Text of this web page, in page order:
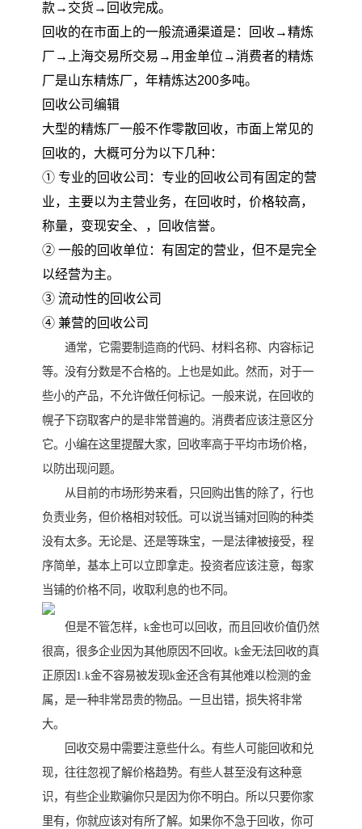
款→交货→回收完成。
回收的在市面上的一般流通渠道是：回收→精炼
厂→上海交易所交易→用金单位→消费者的精炼
厂是山东精炼厂，年精炼达200多吨。
回收公司编辑
大型的精炼厂一般不作零散回收，市面上常见的
回收的，大概可分为以下几种：
① 专业的回收公司：专业的回收公司有固定的营
业，主要以为主营业务，在回收时，价格较高，
称量，变现安全、，回收信誉。
② 一般的回收单位：有固定的营业，但不是完全
以经营为主。
③ 流动性的回收公司
④ 兼营的回收公司
通常，它需要制造商的代码、材料名称、内容标记
等。没有分数是不合格的。上也是如此。然而，对于一
些小的产品，不允许做任何标记。一般来说，在回收的
幌子下窃取客户的是非常普遍的。消费者应该注意区分
它。小编在这里提醒大家，回收率高于平均市场价格，
以防出现问题。
从目前的市场形势来看，只回购出售的除了，行也
负责业务，但价格相对较低。可以说当铺对回购的种类
没有太多。无论是、还是等珠宝，一是法律被接受，程
序简单，基本上可以立即拿走。投资者应该注意，每家
当铺的价格不同，收取利息的也不同。
但是不管怎样，k金也可以回收，而且回收价值仍然
很高，很多企业因为其他原因不回收。k金无法回收的真
正原因1.k金不容易被发现k金还含有其他难以检测的金
属，是一种非常昂贵的物品。一旦出错，损失将非常
大。
回收交易中需要注意些什么。有些人可能回收和兑
现，往往忽视了解价格趋势。有些人甚至没有这种意
识，有些企业欺骗你只是因为你不明白。所以只要你家
里有，你就应该对有所了解。如果你不急于回收，你可